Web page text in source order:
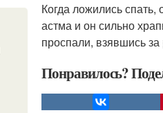
Когда ложились
астма и он сильно
проспали, взявшись
Понравилось?